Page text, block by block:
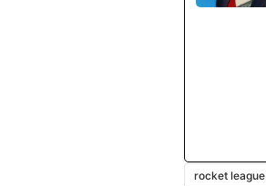
rocket league